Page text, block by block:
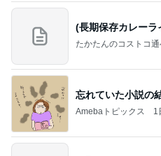
(長期保存カレーラ
たかたんのコストコ通
忘れていた小説の
Amebaトピックス 1